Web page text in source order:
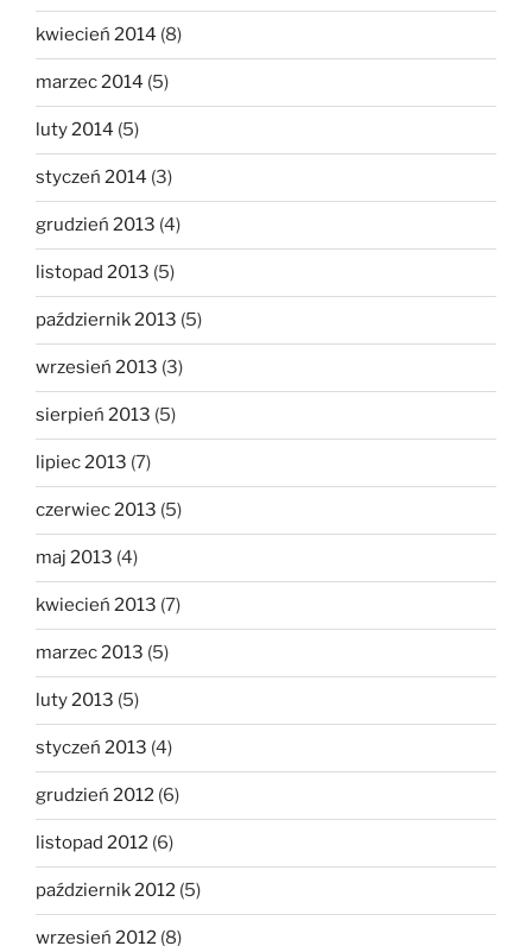
kwiecień 2014 (8)
marzec 2014 (5)
luty 2014 (5)
styczeń 2014 (3)
grudzień 2013 (4)
listopad 2013 (5)
październik 2013 (5)
wrzesień 2013 (3)
sierpień 2013 (5)
lipiec 2013 (7)
czerwiec 2013 (5)
maj 2013 (4)
kwiecień 2013 (7)
marzec 2013 (5)
luty 2013 (5)
styczeń 2013 (4)
grudzień 2012 (6)
listopad 2012 (6)
październik 2012 (5)
wrzesień 2012 (8)